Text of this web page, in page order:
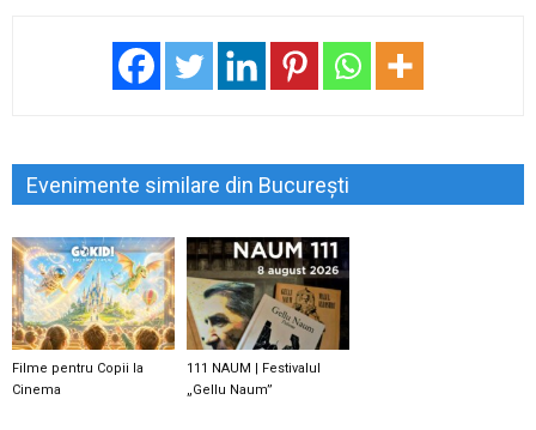
Evenimente similare din București
Filme pentru Copii la
Cinema
111 NAUM | Festivalul
„Gellu Naum”